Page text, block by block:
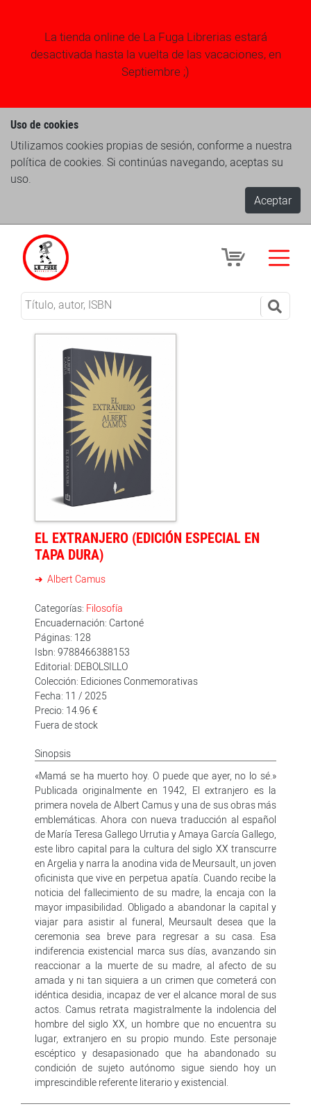
La tienda online de La Fuga Librerias estará
desactivada hasta la vuelta de las vacaciones, en
Septiembre ;)
Uso de cookies
Utilizamos cookies propias de sesión, conforme a nuestra
política de cookies. Si continúas navegando, aceptas su
uso.
Aceptar
EL EXTRANJERO (EDICIÓN ESPECIAL EN
TAPA DURA)
Albert Camus
Categorías: Filosofía
Encuadernación: Cartoné
Páginas: 128
Isbn: 9788466388153
Editorial: DEBOLSILLO
Colección: Ediciones Conmemorativas
Fecha: 11 / 2025
Precio: 14.96 €
Fuera de stock
Sinopsis
«Mamá se ha muerto hoy. O puede que ayer, no lo sé.»
Publicada originalmente en 1942, El extranjero es la
primera novela de Albert Camus y una de sus obras más
emblemáticas. Ahora con nueva traducción al español
de María Teresa Gallego Urrutia y Amaya García Gallego,
este libro capital para la cultura del siglo XX transcurre
en Argelia y narra la anodina vida de Meursault, un joven
oficinista que vive en perpetua apatía. Cuando recibe la
noticia del fallecimiento de su madre, la encaja con la
mayor impasibilidad. Obligado a abandonar la capital y
viajar para asistir al funeral, Meursault desea que la
ceremonia sea breve para regresar a su casa. Esa
indiferencia existencial marca sus días, avanzando sin
reaccionar a la muerte de su madre, al afecto de su
amada y ni tan siquiera a un crimen que cometerá con
idéntica desidia, incapaz de ver el alcance moral de sus
actos. Camus retrata magistralmente la indolencia del
hombre del siglo XX, un hombre que no encuentra su
lugar, extranjero en su propio mundo. Este personaje
escéptico y desapasionado que ha abandonado su
condición de sujeto autónomo sigue siendo hoy un
imprescindible referente literario y existencial.